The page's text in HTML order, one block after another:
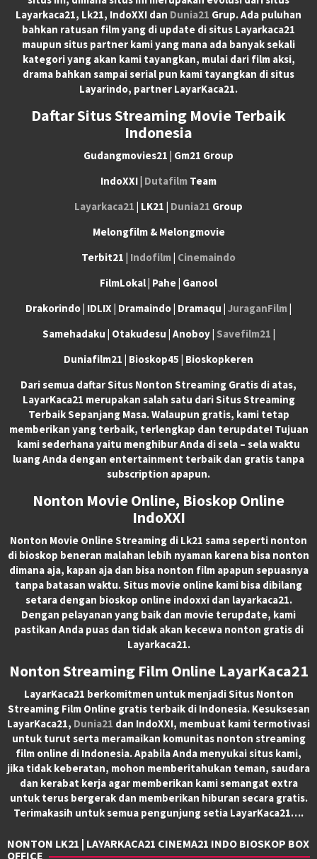
Layarkaca21, Lk21, IndoXXI dan Dunia21 Grup. Ada puluhan
bahkan ratusan film yang di update di situs Layarkaca21
maupun situs partner kami yang mana ada banyak sekali
kategori yang akan kami tayangkan, mulai dari film aksi,
drama bahkan sampai serial pun kami tayangkan di situs
Layarindo, partner LayarKaca21.
Daftar Situs Streaming Movie Terbaik
Indonesia
Gudangmovies21 | Gm21 Group
IndoXXI | Dutafilm Team
Layarkaca21 | LK21 | Dunia21 Group
Melongfilm & Melongmovie
Terbit21 | Indofilm| Cinemaindo
FilmLokal | Pahe | Ganool
Drakorindo | IDLIX | Dramaindo | Dramaqu | JuraganFilm|
Samehadaku | Otakudesu | Anoboy | Savefilm21 |
Duniafilm21 | Bioskop45 | Bioskopkeren
Dari semua daftar Situs Nonton Streaming Gratis di atas,
LayarKaca21 merupakan salah satu dari Situs Streaming
Terbaik Sepanjang Masa. Walaupun gratis, kami tetap
memberikan yang terbaik, terlengkap dan terupdate! Tujuan
kami sederhana yaitu menghibur Anda di sela – sela waktu
luang Anda dengan entertainment terbaik dan gratis tanpa
subscription apapun.
Nonton Movie Online, Bioskop Online
IndoXXI
Nonton Movie Online Streaming di Lk21 sama seperti nonton
di bioskop beneran malahan lebih nyaman karena bisa nonton
dimana aja, kapan aja dan bisa nonton film apapun sepuasnya
tanpa batasan waktu. Situs movie online kami bisa dibilang
setara dengan bioskop online indoxxi dan layarkaca21.
Dengan pelayanan yang baik dan movie terupdate, kami
pastikan Anda puas dan tidak akan kecewa nonton gratis di
Layarkaca21.
Nonton Streaming Film Online LayarKaca21
LayarKaca21 berkomitmen untuk menjadi Situs Nonton
Streaming Film Online gratis terbaik di Indonesia. Kesuksesan
LayarKaca21, Dunia21 dan IndoXXI, membuat kami termotivasi
untuk turut serta meramaikan komunitas nonton streaming
film online di Indonesia. Apabila Anda menyukai situs kami,
jika tidak keberatan, mohon memberitahukan teman, saudara
dan kerabat kerja agar memberikan kami semangat extra
untuk terus bergerak dan memberikan hiburan secara gratis.
Terimakasih untuk semua pengunjung setia LayarKaca21….
NONTON LK21 | LAYARKACA21 CINEMA21 INDO BIOSKOP BOX
OFFICE